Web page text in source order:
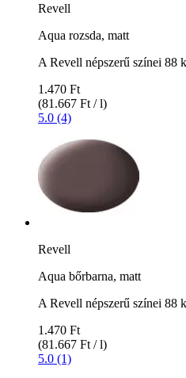
Revell
Aqua rozsda, matt
A Revell népszerű színei 88
1.470 Ft
(81.667 Ft / l)
5.0 (4)
Revell
Aqua bőrbarna, matt
A Revell népszerű színei 88
1.470 Ft
(81.667 Ft / l)
5.0 (1)